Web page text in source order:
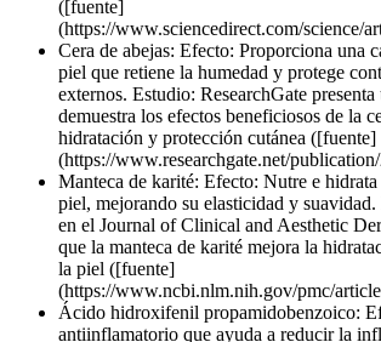
([fuente]
(https://www.sciencedirect.com/science/
Cera de abejas: Efecto: Proporciona una
piel que retiene la humedad y protege
externos. Estudio: ResearchGate
demuestra los efectos beneficiosos de la
hidratación y protección cutánea ([fuente]
(https://www.researchgate.net/
Manteca de karité: Efecto: Nutre e
piel, mejorando su elasticidad y
en el Journal of Clinical and Aesthetic
que la manteca de karité mejora la
la piel ([fuente]
(https://www.ncbi.nlm.nih.gov/pmc/
Ácido hidroxifenil propamidobenzoico:
antiinflamatorio que ayuda a reducir la